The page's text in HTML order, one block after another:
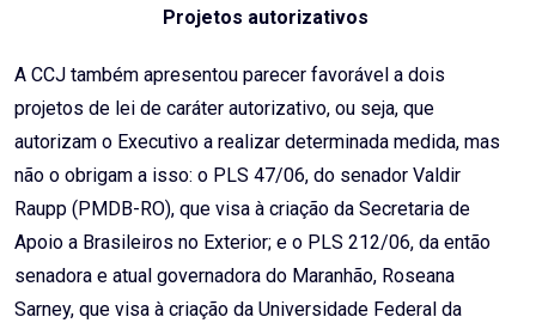
Projetos autorizativos
A CCJ também apresentou parecer favorável a dois
projetos de lei de caráter autorizativo, ou seja, que
autorizam o Executivo a realizar determinada medida, mas
não o obrigam a isso: o PLS 47/06, do senador Valdir
Raupp (PMDB-RO), que visa à criação da Secretaria de
Apoio a Brasileiros no Exterior; e o PLS 212/06, da então
senadora e atual governadora do Maranhão, Roseana
Sarney, que visa à criação da Universidade Federal da